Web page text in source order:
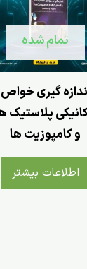
تمام شده
گیری خواص
پلاستیک
و کامپوزیت ها
اطلاعات بیشتر